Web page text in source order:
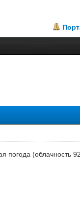
погода (облачность